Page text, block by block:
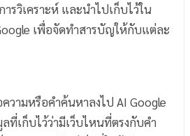
รวิเคราะห์ และนำไปเก็บไว้ใน
เพื่อจัดทำสารบัญให้กับแต่ละ
วามหรือคำค้นหาลงไป AI Google
ที่เก็บไว้ว่ามีเว็บไหนที่ตรงกับคำ